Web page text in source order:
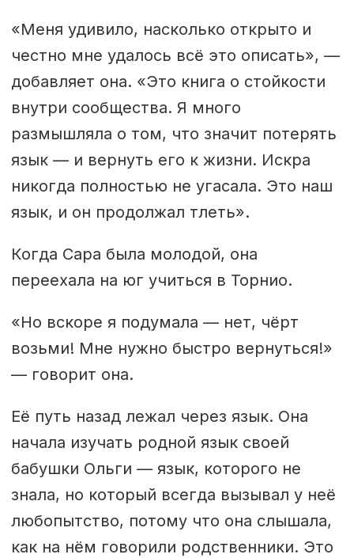
образцу финской модели.
В муниципалитете Инари колтта-
саамский является одним из
четырех официальных языков с 1992
года.
Усилия по возрождению языка в
Финляндии дали ощутимые
результаты. Сейчас существует
детский сад на колтта-саамском
школе с первого класса; также его
можно изучать на университетском
уровне.
Всего существует около десяти
различных саамских языков.
«Меня удивило, насколько открыто и
честно мне удалось всё это описать», —
добавляет она. «Это книга о стойкости
внутри сообщества. Я много
размышляла о том, что значит потерять
язык — и вернуть его к жизни. Искра
никогда полностью не угасала. Это наш
язык, и он продолжал тлеть».
Когда Сара была молодой, она
переехала на юг учиться в Торнио.
«Но вскоре я подумала — нет, чёрт
возьми! Мне нужно быстро вернуться!»
— говорит она.
Её путь назад лежал через язык. Она
начала изучать родной язык своей
бабушки Ольги — язык, которого не
знала, но который всегда вызывал у неё
любопытство, потому что она слышала,
как на нём говорили родственники. Это